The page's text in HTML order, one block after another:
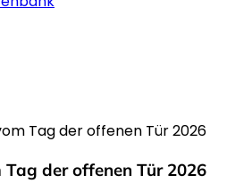
Tag der offenen Tür 2026
Tag der offenen Tür 2026